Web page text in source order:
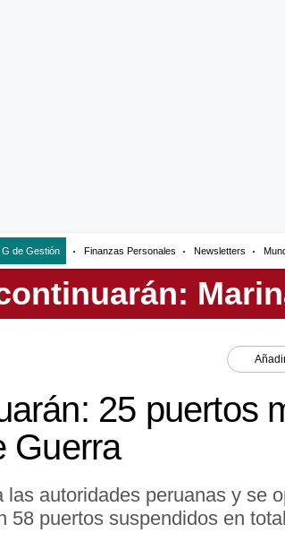
G de Gestión Finanzas Personales Newsletters
25 puertos
Guerra
autoridades peruanas y se
58 puertos suspendidos en